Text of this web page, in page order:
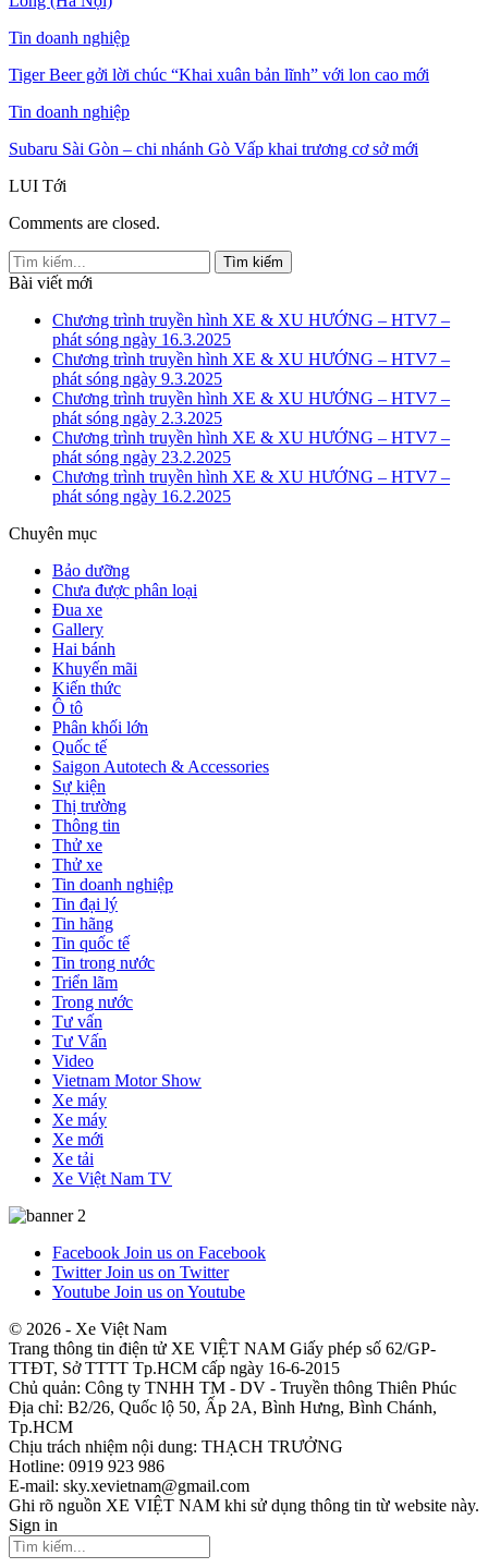
Tin doanh nghiệp
Tiger Beer gởi lời chúc “Khai xuân bản lĩnh” với lon cao mới
Tin doanh nghiệp
Subaru Sài Gòn – chi nhánh Gò Vấp khai trương cơ sở mới
LUI Tới
Comments are closed.
Bài viết mới
Chương trình truyền hình XE & XU HƯỚNG – HTV7 –
phát sóng ngày 16.3.2025
Chương trình truyền hình XE & XU HƯỚNG – HTV7 –
phát sóng ngày 9.3.2025
Chương trình truyền hình XE & XU HƯỚNG – HTV7 –
phát sóng ngày 2.3.2025
Chương trình truyền hình XE & XU HƯỚNG – HTV7 –
phát sóng ngày 23.2.2025
Chương trình truyền hình XE & XU HƯỚNG – HTV7 –
phát sóng ngày 16.2.2025
Chuyên mục
Bảo dưỡng
Chưa được phân loại
Đua xe
Gallery
Hai bánh
Khuyến mãi
Kiến thức
Ô tô
Phân khối lớn
Quốc tế
Saigon Autotech & Accessories
Sự kiện
Thị trường
Thông tin
Thử xe
Thử xe
Tin doanh nghiệp
Tin đại lý
Tin hãng
Tin quốc tế
Tin trong nước
Triển lãm
Trong nước
Tư vấn
Tư Vấn
Video
Vietnam Motor Show
Xe máy
Xe máy
Xe mới
Xe tải
Xe Việt Nam TV
Facebook Join us on Facebook
Twitter Join us on Twitter
Youtube Join us on Youtube
© 2026 - Xe Việt Nam
Trang thông tin điện tử XE VIỆT NAM Giấy phép số 62/GP-
TTĐT, Sở TTTT Tp.HCM cấp ngày 16-6-2015
Chủ quản: Công ty TNHH TM - DV - Truyền thông Thiên Phúc
Địa chỉ: B2/26, Quốc lộ 50, Ấp 2A, Bình Hưng, Bình Chánh,
Tp.HCM
Chịu trách nhiệm nội dung: THẠCH TRƯỞNG
Hotline: 0919 923 986
E-mail: sky.xevietnam@gmail.com
Ghi rõ nguồn XE VIỆT NAM khi sử dụng thông tin từ website này.
Sign in